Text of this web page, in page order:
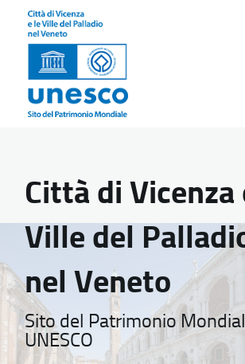
Città di Vicenza
Ville del
nel Veneto
Sito del Patrimonio
UNESCO